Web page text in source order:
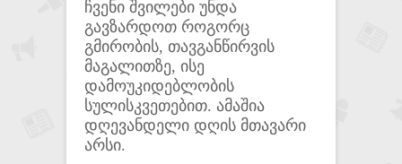
ჩვენი შვილები უნდა
გავზარდოთ როგორც
გმირობის, თავგანწირვის
მაგალითზე, ისე
დამოუკიდებლობის
სულისკვეთებით. ამაშია
დღევანდელი დღის მთავარი
არსი.